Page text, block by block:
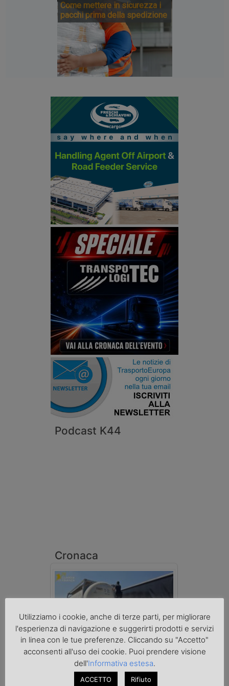
Podcast K44
Cronaca
Benzina spacciata per solvente
sequestrata a Padova
Le Fiamme Gialle del Comando Provinciale
di Padova hanno sottoposto a sequestro
preventivo 33mila litri di benzina di
Come mettere in sicurezza i
pacchi prima della spedizione
Utilizziamo i cookie, anche di terze parti, per migliorare
l'esperienza di navigazione e suggerirti prodotti e servizi
in linea con le tue preferenze. Cliccando su "Accetto"
acconsenti all'uso dei cookie. Puoi prendere visione
dell'Informativa estesa.
ACCETTO Rifiuto